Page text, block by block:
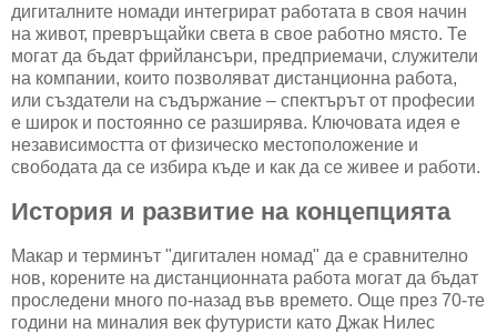
дигиталните номади интегрират работата в своя начин
на живот, превръщайки света в свое работно място. Те
могат да бъдат фрийлансъри, предприемачи, служители
на компании, които позволяват дистанционна работа,
или създатели на съдържание – спектърът от професии
е широк и постоянно се разширява. Ключовата идея е
независимостта от физическо местоположение и
свободата да се избира къде и как да се живее и работи.
История и развитие на концепцията
Макар и терминът "дигитален номад" да е сравнително
нов, корените на дистанционната работа могат да бъдат
проследени много по-назад във времето. Още през 70-те
години на миналия век футуристи като Джак Нилес